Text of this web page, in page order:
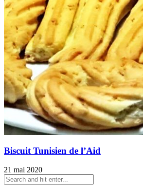
Biscuit Tunisien de l’Aid
21 mai 2020